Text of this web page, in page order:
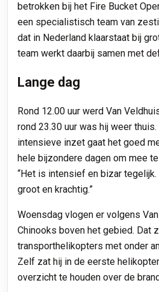
betrokken bij het Fire Bucket
een specialistisch team van
dat in Nederland klaarstaat bij
team werkt daarbij samen met
Lange dag
Rond 12.00 uur werd Van
rond 23.30 uur was hij weer
intensieve inzet gaat het goed
hele bijzondere dagen om mee te
“Het is intensief en bizar
groot en krachtig.”
Woensdag vlogen er volgens
Chinooks boven het gebied. Dat
transporthelikopters met onder
Zelf zat hij in de eerste
overzicht te houden over de